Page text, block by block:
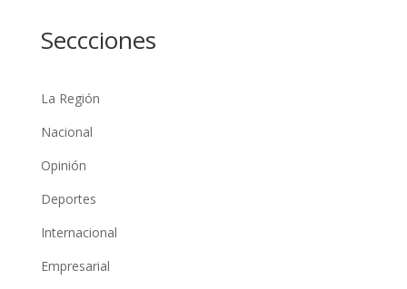
Seccciones
La Región
Nacional
Opinión
Deportes
Internacional
Empresarial